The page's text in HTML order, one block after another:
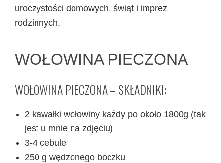
uroczystości domowych, świąt i imprez
rodzinnych.
WOŁOWINA PIECZONA
WOŁOWINA PIECZONA – SKŁADNIKI:
2 kawałki wołowiny każdy po około 1800g (tak
jest u mnie na zdjęciu)
3-4 cebule
250 g wędzonego boczku